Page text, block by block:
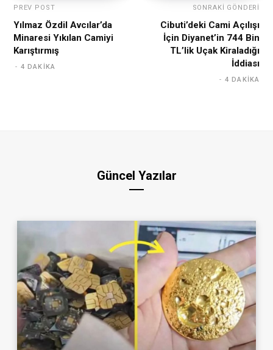
PREV POST
Yılmaz Özdil Avcılar’da
Minaresi Yıkılan Camiyi
Karıştırmış
4 DAKIKA
SONRAKI GÖNDERI
Cibuti’deki Cami Açılışı
İçin Diyanet’in 744 Bin
TL’lik Uçak Kiraladığı
İddiası
4 DAKIKA
Güncel Yazılar